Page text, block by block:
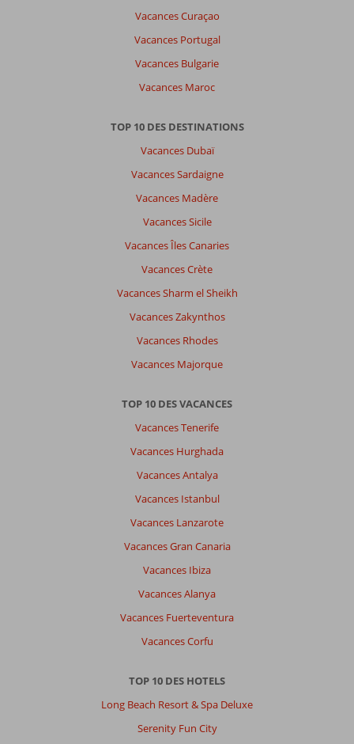
Vacances Curaçao
Vacances Portugal
Vacances Bulgarie
Vacances Maroc
TOP 10 DES DESTINATIONS
Vacances Dubaï
Vacances Sardaigne
Vacances Madère
Vacances Sicile
Vacances Îles Canaries
Vacances Crète
Vacances Sharm el Sheikh
Vacances Zakynthos
Vacances Rhodes
Vacances Majorque
TOP 10 DES VACANCES
Vacances Tenerife
Vacances Hurghada
Vacances Antalya
Vacances Istanbul
Vacances Lanzarote
Vacances Gran Canaria
Vacances Ibiza
Vacances Alanya
Vacances Fuerteventura
Vacances Corfu
TOP 10 DES HOTELS
Long Beach Resort & Spa Deluxe
Serenity Fun City